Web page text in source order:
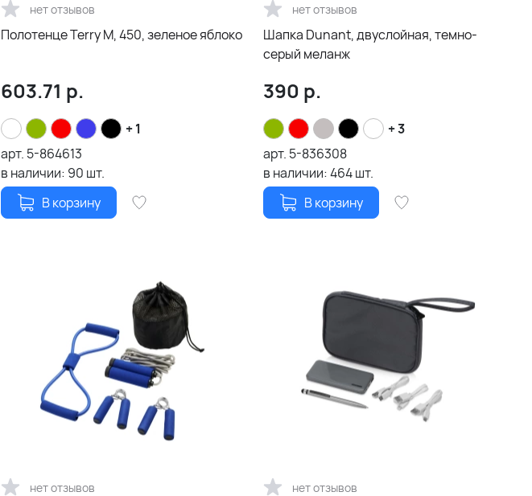
нет отзывов
Полотенце Terry М, 450, зеленое яблоко
603.71 р.
+ 1
арт. 5-864613
в наличии: 90 шт.
В корзину
нет отзывов
Шапка Dunant, двуслойная, темно-
серый меланж
390 р.
+ 3
арт. 5-836308
в наличии:464шт.
В корзину
нет отзывов нет отзывов